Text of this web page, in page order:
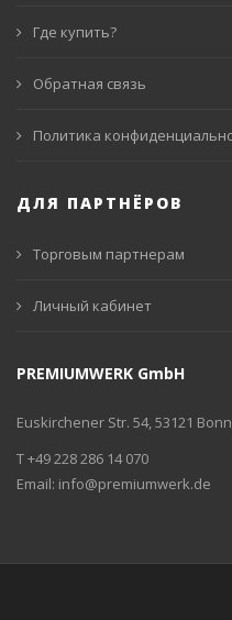
Где купить?
Обратная связь
Политика
ДЛЯ ПАРТНЁРОВ
Торговым партнерам
Личный кабинет
PREMIUMWERK GmbH
Euskirchener Str. 54, 53121
T +49 228 286 14 070
Email: info@premiumwerk.de